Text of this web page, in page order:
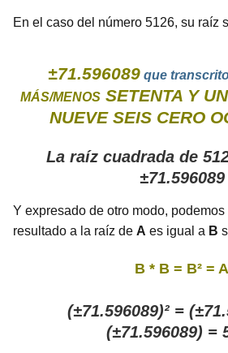
En el caso del número 5126, su raíz
±71.596089 que
MÁS/MENOS SETENTA Y
NUEVE SEIS CERO
La raíz cuadrada de
±71.596089
Y expresado de otro modo, podemos
resultado a la raíz de A es igual a B
B * B = B² = A
(±71.596089)² =
(±71.596089) =